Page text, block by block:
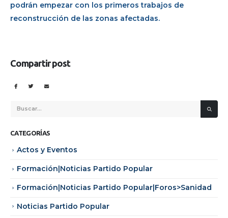
podrán empezar con los primeros trabajos de
reconstrucción de las zonas afectadas.
Compartir post
CATEGORÍAS
Actos y Eventos
Formación|Noticias Partido Popular
Formación|Noticias Partido Popular|Foros>Sanidad
Noticias Partido Popular